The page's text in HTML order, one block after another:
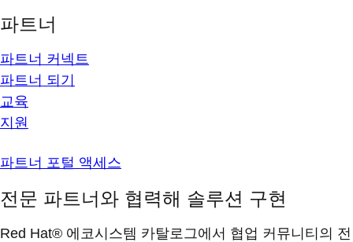
파트너
파트너 커넥트
파트너 되기
교육
지원
파트너 포털 액세스
전문 파트너와 협력해 솔루션 구현
Red Hat® 에코시스템 카탈로그에서 협업 커뮤니티의 전